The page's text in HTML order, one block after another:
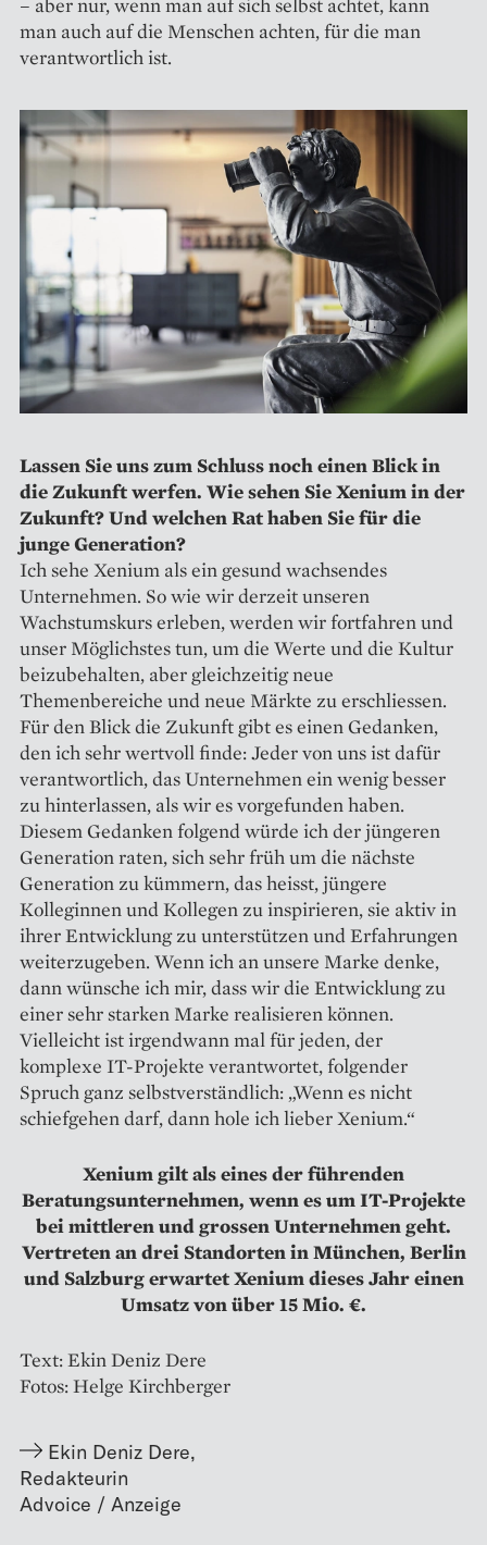
– aber nur, wenn man auf sich selbst achtet, kann
man auch auf die Menschen achten, für die man
verantwortlich ist.
Lassen Sie uns zum Schluss noch einen Blick in
die Zukunft werfen. Wie sehen Sie Xenium in der
­Zukunft? Und welchen Rat haben Sie für die
junge Generation?
Ich sehe Xenium als ein gesund wachsendes
Unternehmen. So wie wir derzeit unseren
Wachstumskurs erleben, werden wir fortfahren und
unser Möglichstes tun, um die Werte und die Kultur
beizubehalten, aber gleichzeitig neue
Themenbereiche und neue Märkte zu erschliessen.
Für den Blick die Zukunft gibt es ­einen Gedanken,
den ich sehr wertvoll finde: Jeder von uns ist dafür
verantwortlich, das Unternehmen ein wenig besser
zu hinterlassen, als wir es vorgefunden haben.
Diesem Gedanken folgend würde ich der jüngeren
Generation raten, sich sehr früh um die nächste
Generation zu kümmern, das heisst, jüngere
Kolleginnen und Kollegen zu inspirieren, sie aktiv in
ihrer Entwicklung zu unterstützen und Erfahrungen
weiterzugeben. Wenn ich an unsere Marke denke,
dann wünsche ich mir, dass wir die Entwicklung zu
einer sehr starken Marke realisieren können.
Vielleicht ist irgendwann mal für jeden, der
komplexe IT-Projekte verantwortet, folgender
Spruch ganz selbstverständlich: „Wenn es nicht
schiefgehen darf, dann hole ich lieber Xenium.“
Xenium gilt als eines der führenden
Beratungsunternehmen, wenn es um IT-Projekte
bei mittleren und grossen Unternehmen geht.
Vertreten an drei Standorten in München, Berlin
und Salzburg erwartet Xenium dieses Jahr einen
Umsatz von über 15 Mio. €.
Text: Ekin Deniz Dere
Fotos: Helge Kirchberger
Ekin Deniz Dere,
Redakteurin